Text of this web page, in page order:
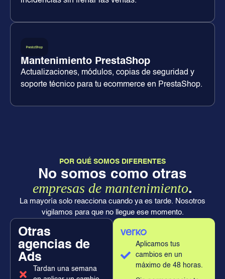
Mantenimiento PrestaShop
Actualizaciones, módulos, copias de seguridad y
soporte técnico para tu ecommerce en PrestaShop.
POR QUÉ SOMOS DIFERENTES
No somos como otras
empresas de mantenimiento.
La mayoría solo reacciona cuando ya es tarde. Nosotros
vigilamos para que no llegue ese momento.
Otras
agencias de
Ads
Tardan una semana
Aplicamos tus
cambios en un
máximo de 48 horas.